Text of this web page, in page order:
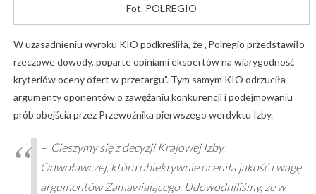
Fot. POLREGIO
W uzasadnieniu wyroku KIO podkreśliła, że „Polregio przedstawiło
rzeczowe dowody, poparte opiniami ekspertów na wiarygodność
kryteriów oceny ofert w przetargu”. Tym samym KIO odrzuciła
argumenty oponentów o zawężaniu konkurencji i podejmowaniu
prób obejścia przez Przewoźnika pierwszego werdyktu Izby.
– Cieszymy się z decyzji Krajowej Izby
Odwoławczej, która obiektywnie oceniła jakość i wagę
argumentów Zamawiającego. Udowodniliśmy, że w